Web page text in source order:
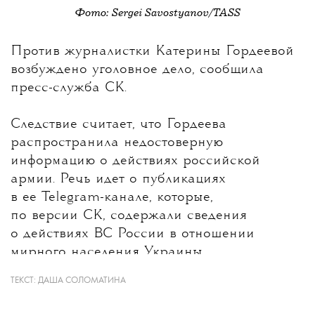
Фото: Sergei Savostyanov/TASS
Против журналистки Катерины Гордеевой
возбуждено уголовное дело, сообщила
пресс-служба СК.
Следствие считает, что Гордеева
распространила недостоверную
информацию о действиях российской
армии. Речь идет о публикациях
в ее Telegram-канале, которые,
по версии СК, содержали сведения
о действиях ВС России в отношении
мирного населения Украины.
Какие именно материалы стали
ТЕКСТ: ДАША СОЛОМАТИНА